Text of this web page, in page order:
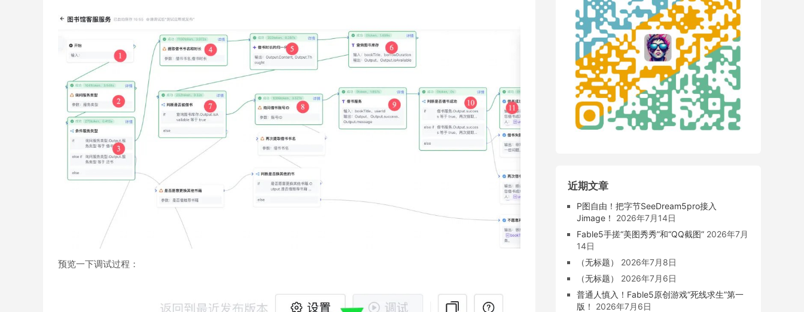
预览一下调试过程：
近期文章
P图自由！把字节SeeDream5pro接入
Jimage！
2026年7月14日
Fable5手搓“美图秀秀”和“QQ截图” 2026年7月
14日
（无标题）
2026年7月8日
（无标题）
2026年7月6日
普通人慎入！Fable5原创游戏“死线求生”第一
版！
2026年7月6日